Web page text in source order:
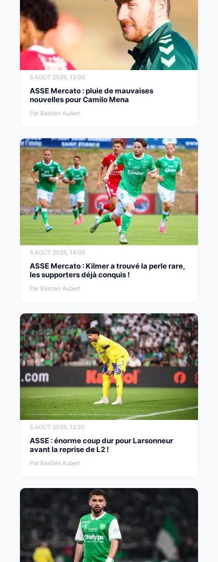
5 AOÛT 2026, 15:00
ASSE Mercato : pluie de mauvaises
nouvelles pour Camilo Mena
Par Bastien Aubert
5 AOÛT 2026, 14:00
ASSE Mercato : Kilmer a trouvé la perle rare,
les supporters déjà conquis !
Par Bastien Aubert
5 AOÛT 2026, 12:20
ASSE : énorme coup dur pour Larsonneur
avant la reprise de L2 !
Par Bastien Aubert